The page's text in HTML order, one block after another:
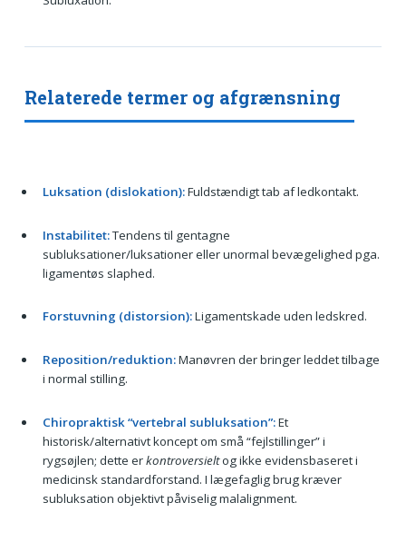
Relaterede termer og afgrænsning
Luksation (dislokation):Fuldstændigt tab af ledkontakt.
Instabilitet:Tendens til gentagne
subluksationer/luksationer eller unormal bevægelighed pga.
ligamentøs slaphed.
Forstuvning (distorsion):Ligamentskade uden ledskred.
Reposition/reduktion:Manøvren der bringer leddet tilbage
i normal stilling.
Chiropraktisk “vertebral subluksation”:Et
historisk/alternativt koncept om små “fejlstillinger” i
rygsøjlen; dette erkontroversieltog ikke evidensbaseret i
medicinsk standardforstand. I lægefaglig brug kræver
subluksation objektivt påviselig malalignment.